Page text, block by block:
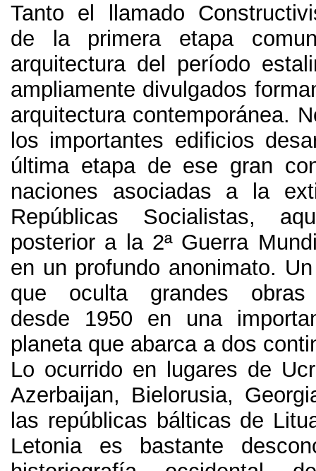
Tanto el llamado
de la primera etapa
arquitectura del período
ampliamente divulgados
arquitectura contemporánea.
los importantes edificios
última etapa de ese gran
naciones asociadas a la
Repúblicas Socialistas,
posterior a la 2ª Guerra
en un profundo anonimato.
que oculta grandes obras
desde 1950 en una
planeta que abarca a dos
Lo ocurrido en lugares de
Azerbaijan, Bielorusia,
las repúblicas bálticas de
Letonia es bastante